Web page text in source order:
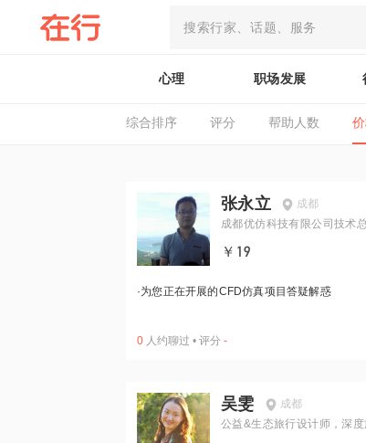
心理 职场发展
综合排序 评分 帮助人数
张永立
成都
成都优仿科技有限公司技术
￥19
·为您正在开展的CFD仿真项目答疑解惑
0 人约聊过 • 评分 -
吴雯
成都
公益&生态旅行设计师，深度